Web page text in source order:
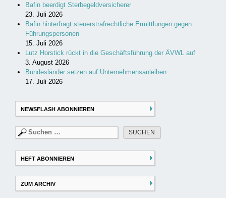
Bafin beerdigt Sterbegeldversicherer
23. Juli 2026
Bafin hinterfragt steuerstrafrechtliche Ermittlungen gegen
Führungspersonen
15. Juli 2026
Lutz Horstick rückt in die Geschäftsführung der ÄVWL auf
3. August 2026
Bundesländer setzen auf Unternehmensanleihen
17. Juli 2026
NEWSFLASH ABONNIEREN
Suchen
nach:
HEFT ABONNIEREN
ZUM ARCHIV